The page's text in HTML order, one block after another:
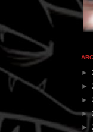
►
►
►
►
►